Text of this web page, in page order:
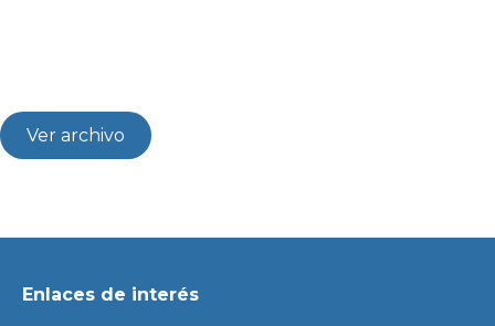
Ver archivo
Enlaces de interés